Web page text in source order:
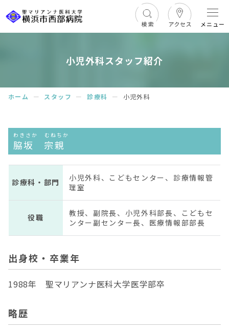
メニュー
小児外科スタッフ紹介
ホーム ー スタッフ ー 診療科 ー 小児外科
わきさか むねちか
脇坂 宗親
診療科・部門
小児外科、こどもセンター、診療情報管
理室
役職
教授、副院長、小児外科部長、こどもセ
ンター副センター長、医療情報部部長
出身校・卒業年
1988年 聖マリアンナ医科大学医学部卒
略歴